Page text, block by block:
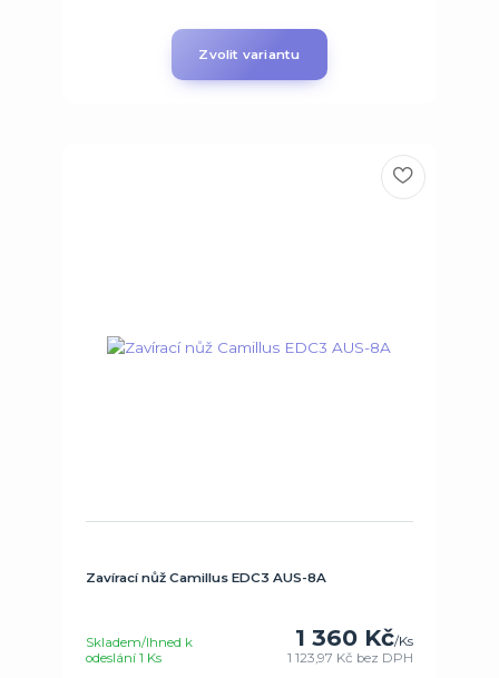
Zvolit variantu
Zavírací nůž Camillus EDC3 AUS-8A
1 360 Kč/Ks
1 123,97 Kč bez DPH
Skladem/Ihned k
odeslání 1 Ks